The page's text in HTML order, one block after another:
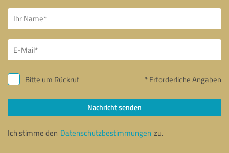
Bitte um Rückruf * Erforderliche Angaben
Nachricht senden
Ich stimme den Datenschutzbestimmungen zu.